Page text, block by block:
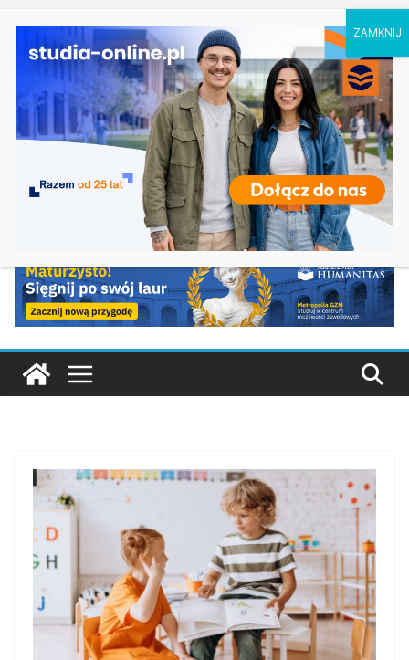
Ostatnie
wpisy:
Dodatkowa rekrutacja na studia na UJD –
Uniwersytet Jana Długosza w Częstochowie
Biotechnologia – Uniwersytet Przyrodniczy w
Poznaniu
Zarządzanie w turystyce w Katowicach
Turystyka – Uniwersytet Wrocławski
Oceanotechnika w Szczecinie